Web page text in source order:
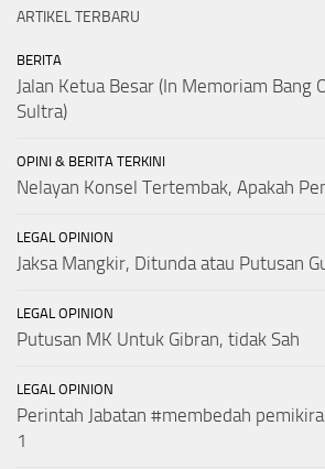
ARTIKEL TERBARU
BERITA
Jalan Ketua Besar (In Memoriam Bang
Sultra)
OPINI & BERITA TERKINI
Nelayan Konsel Tertembak, Apakah
LEGAL OPINION
Jaksa Mangkir, Ditunda atau Putusan
LEGAL OPINION
Putusan MK Untuk Gibran, tidak Sah
LEGAL OPINION
Perintah Jabatan #membedah
1